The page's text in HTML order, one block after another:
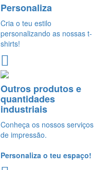
Personaliza
Cria o teu estilo
personalizando as nossas t-
shirts!
Outros produtos e
quantidades
industriais
Conheça os nossos serviços
de impressão.
Personaliza o teu espaço!